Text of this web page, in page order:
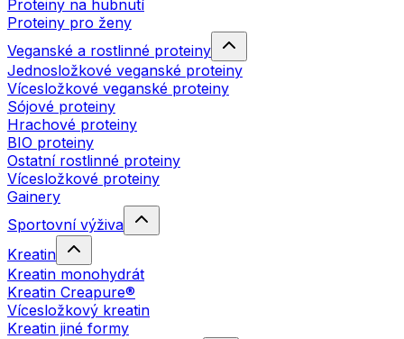
Proteiny na hubnutí
Proteiny pro ženy
Veganské a rostlinné proteiny
Jednosložkové veganské proteiny
Vícesložkové veganské proteiny
Sójové proteiny
Hrachové proteiny
BIO proteiny
Ostatní rostlinné proteiny
Vícesložkové proteiny
Gainery
Sportovní výživa
Kreatin
Kreatin monohydrát
Kreatin Creapure®
Vícesložkový kreatin
Kreatin jiné formy